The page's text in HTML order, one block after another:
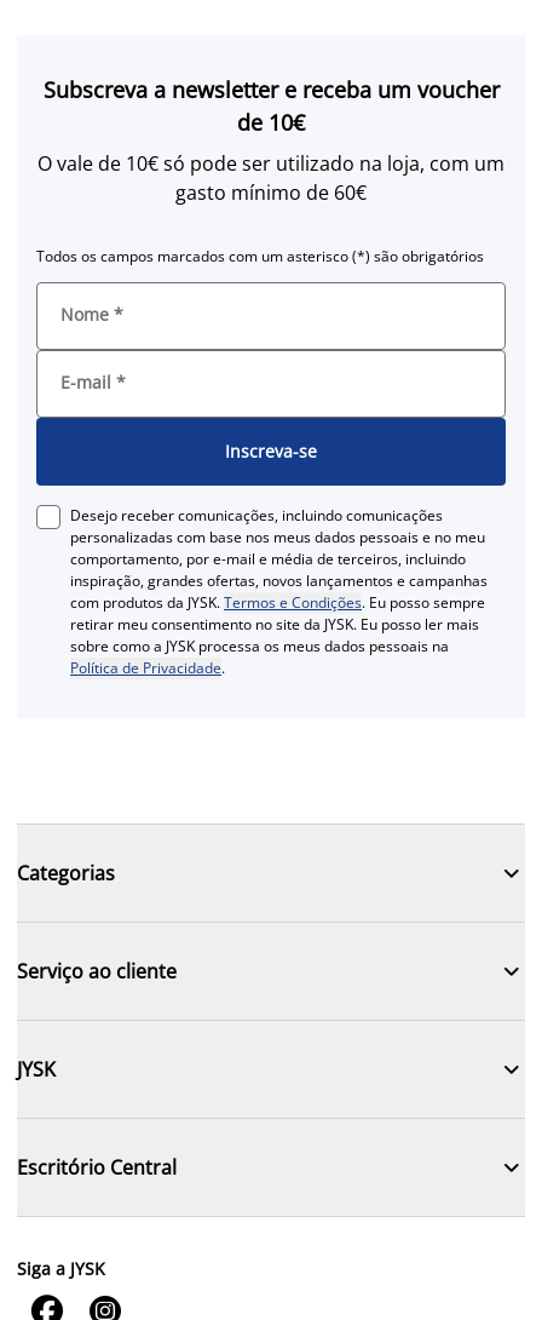
Subscreva a newsletter e receba um voucher
de 10€
O vale de 10€ só pode ser utilizado na loja, com um
gasto mínimo de 60€
Todos os campos marcados com um asterisco (*) são obrigatórios
Nome *
E-mail *
Inscreva-se
Desejo receber comunicações, incluindo comunicações
personalizadas com base nos meus dados pessoais e no meu
comportamento, por e-mail e média de terceiros, incluindo
inspiração, grandes ofertas, novos lançamentos e campanhas
com produtos da JYSK.Termos e Condições. Eu posso sempre
retirar meu consentimento no site da JYSK. Eu posso ler mais
sobre como a JYSK processa os meus dados pessoais na
Política de Privacidade.
Categorias 
Serviço ao cliente 
JYSK 
Escritório Central 
Siga a JYSK
 